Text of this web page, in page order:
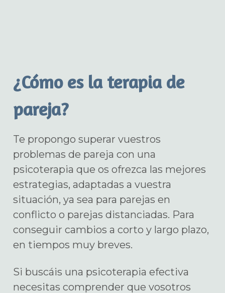
¿Cómo es la terapia de
pareja?
Te propongo superar vuestros
problemas de pareja con una
psicoterapia que os ofrezca las mejores
estrategias, adaptadas a vuestra
situación, ya sea para parejas en
conflicto o parejas distanciadas. Para
conseguir cambios a corto y largo plazo,
en tiempos muy breves.
Si buscáis una psicoterapia efectiva
necesitas comprender que vosotros